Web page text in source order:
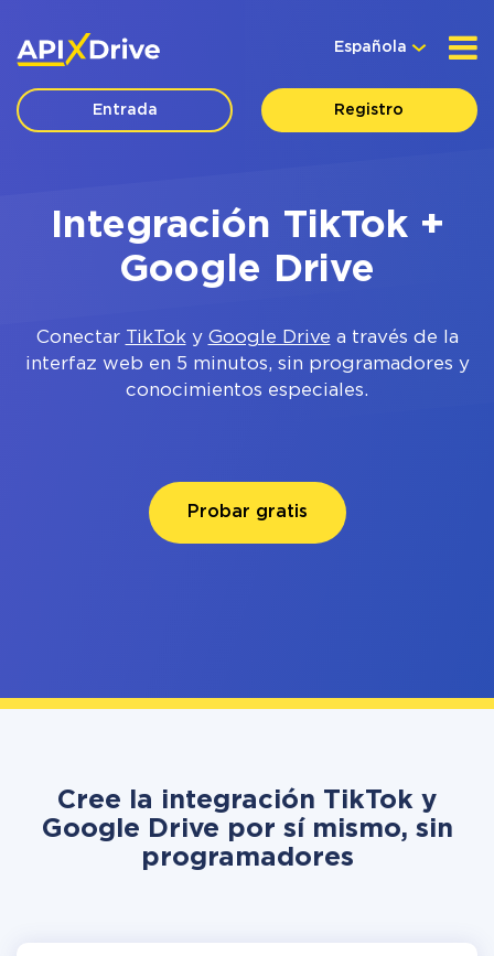
Española
Entrada Registro
Integración TikTok +
Google Drive
Conectar TikToky Google Drive a través de la
interfaz web en 5 minutos, sin programadores y
conocimientos especiales.
Probar gratis
Cree la integración TikTok y
Google Drive por sí mismo, sin
programadores